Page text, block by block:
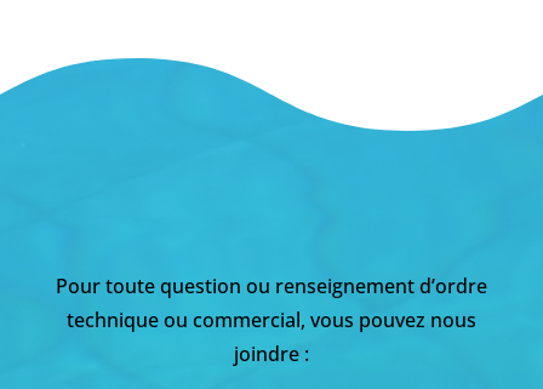
Pour toute question ou renseignement d’ordre
technique ou commercial, vous pouvez nous
joindre :